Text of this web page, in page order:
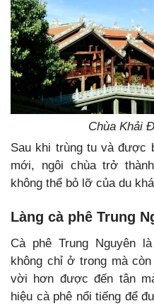
Chùa Khải
Sau khi trùng tu và được
mới, ngôi chùa trở
không thể bỏ lỡ của du
Làng cà phê Trung
Cà phê Trung Nguyên
không chỉ ở trong mà
vời hơn được đến tân
hiệu cà phê nổi tiếng để